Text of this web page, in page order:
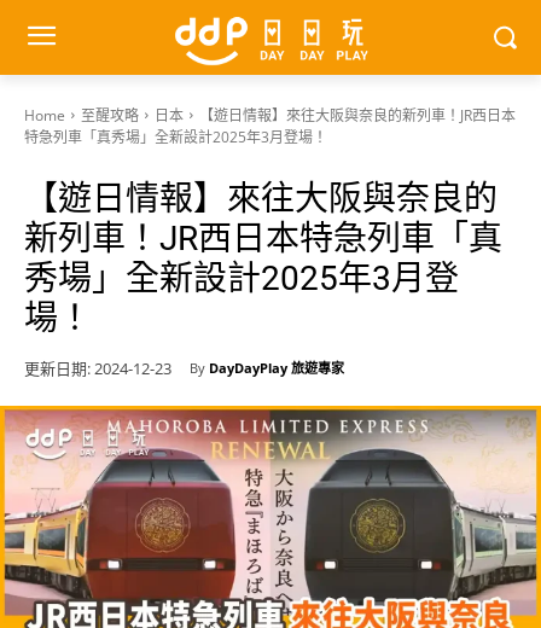
Home 至醒攻略 日本
【遊日情報】來往大阪與奈良的新列車！JR西日本
特急列車「真秀場」全新設計2025年3月登場！
【遊日情報】來往大阪與奈良的
新列車！JR西日本特急列車「真
秀場」全新設計2025年3月登
場！
更新日期:2024-12-23 By DayDayPlay 旅遊專家